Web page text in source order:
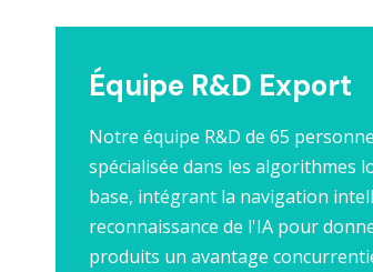
Équipe R&D Export
Notre équipe R&D de 65
spécialisée dans les algorithmes
base, intégrant la navigation
reconnaissance de l'IA pour
produits un avantage